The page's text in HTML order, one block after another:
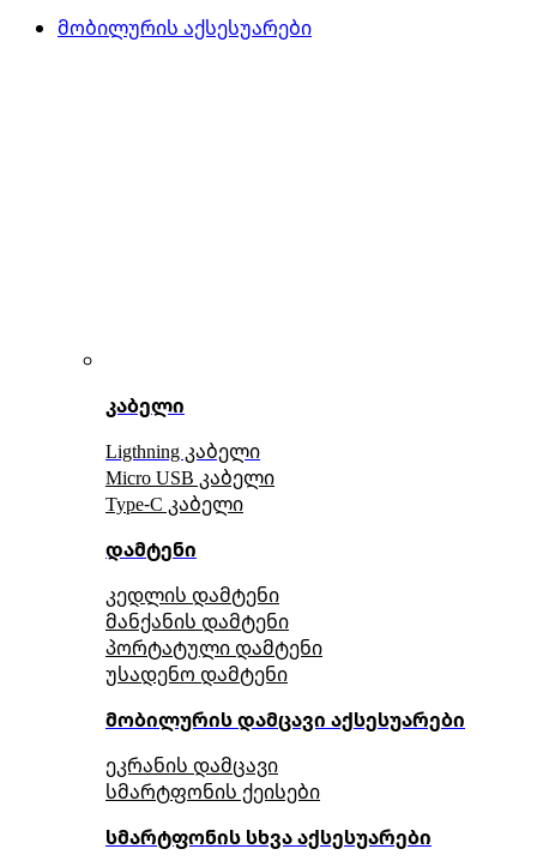
მობილურის აქსესუარები
კაბელი
Ligthning კაბელი
Micro USB კაბელი
Type-C კაბელი
დამტენი
კედლის დამტენი
მანქანის დამტენი
პორტატული დამტენი
უსადენო დამტენი
მობილურის დამცავი აქსესუარები
ეკრანის დამცავი
სმარტფონის ქეისები
სმარტფონის სხვა აქსესუარები